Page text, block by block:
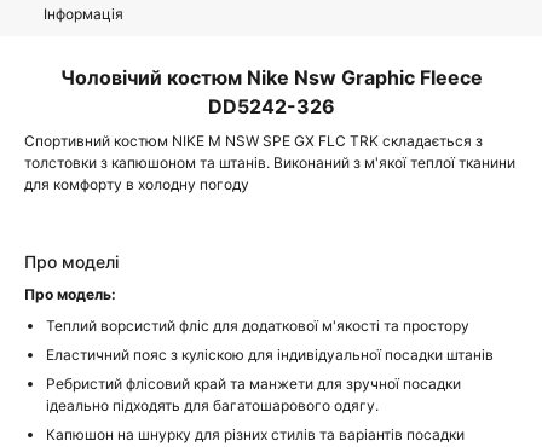
Інформація
Чоловічий костюм Nike Nsw Graphic Fleece
DD5242-326
Спортивний костюм NIKE M NSW SPE GX FLC TRK складається з
толстовки з капюшоном та штанів. Виконаний з м'якої теплої тканини
для комфорту в холодну погоду
Про моделі
Про модель:
Теплий ворсистий фліс для додаткової м'якості та простору
Еластичний пояс з куліскою для індивідуальної посадки штанів
Ребристий флісовий край та манжети для зручної посадки
ідеально підходять для багатошарового одягу.
Капюшон на шнурку для різних стилів та варіантів посадки